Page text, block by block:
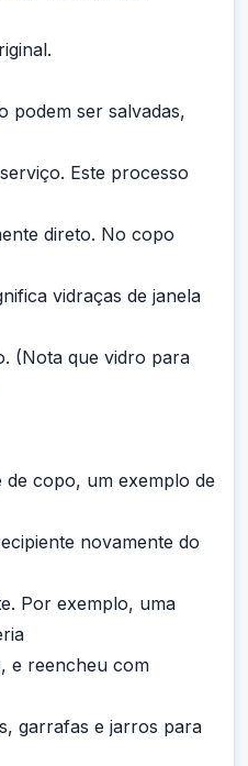
podem ser salvadas,
Este processo
direto. No copo
vidraças de janela
(Nota que vidro para
copo, um exemplo de
novamente do
Por exemplo, uma
e reencheu com
garrafas e jarros para